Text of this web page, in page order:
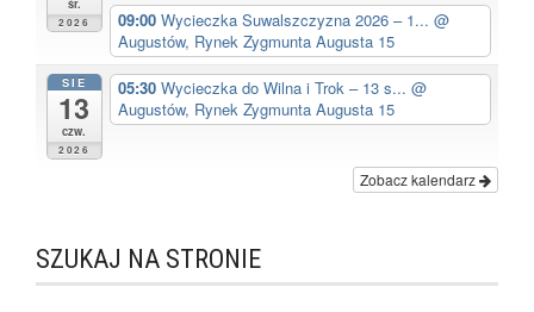
śr.
2026
09:00 Wycieczka Suwalszczyzna 2026 – 1... @
Augustów, Rynek Zygmunta Augusta 15
SIE
13
czw.
2026
05:30 Wycieczka do Wilna i Trok – 13 s... @
Augustów, Rynek Zygmunta Augusta 15
Zobacz kalendarz
SZUKAJ NA STRONIE